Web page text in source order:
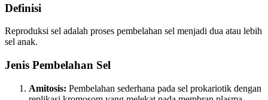
Definisi
Reproduksi sel adalah proses pembelahan sel menjadi dua atau lebih
sel anak.
Jenis Pembelahan Sel
Amitosis: Pembelahan sederhana pada sel prokariotik dengan